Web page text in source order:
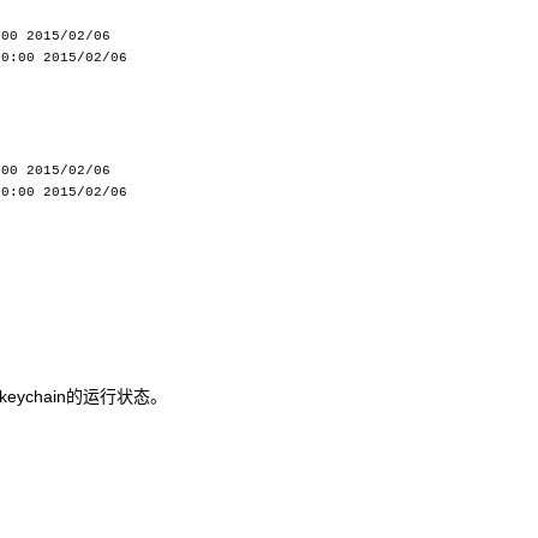
2015/02/06
2015/02/06
2015/02/06
2015/02/06
的运行状态。